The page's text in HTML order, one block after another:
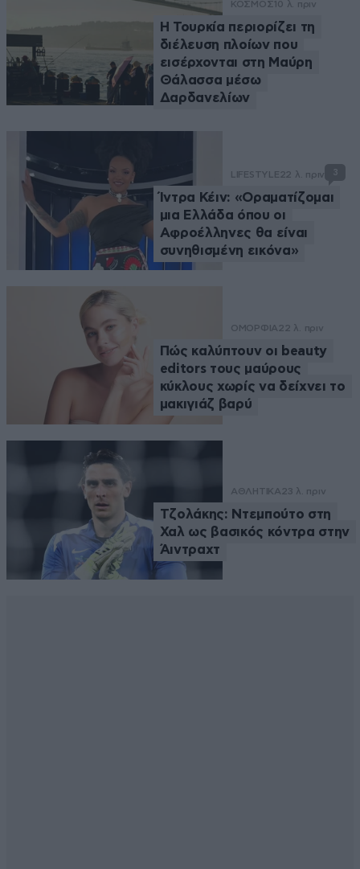
ΚΟΣΜΟΣ 10 λ. πριν
Η Τουρκία περιορίζει τη
διέλευση πλοίων που
εισέρχονται στη Μαύρη
Θάλασσα μέσω
Δαρδανελίων
LIFESTYLE22 λ. πριν 3
Ίντρα Κέιν: «Οραματίζομαι
μια Ελλάδα όπου οι
Αφροέλληνες θα είναι
συνηθισμένη εικόνα»
ΟΜΟΡΦΙΑ 22 λ. πριν
Πώς καλύπτουν οι beauty
editors τους μαύρους
κύκλους χωρίς να δείχνει το
μακιγιάζ βαρύ
ΑΘΛΗΤΙΚΑ23 λ. πριν
Τζολάκης: Ντεμπούτο στη
Χαλ ως βασικός κόντρα στην
Άιντραχτ